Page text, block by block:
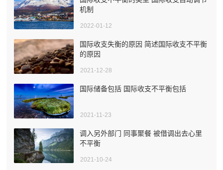
机制
2022-01-12
国际收支失衡的原因 简述国际收支不平衡
的原因
2021-12-28
国际储备包括 国际收支不平衡包括
2021-11-23
调入另外部门 同事聚餐 被借调出去心里
不平衡
2021-10-24